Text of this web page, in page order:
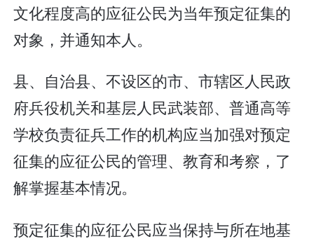
文化程度高的应征公民为当年预定征集的
对象，并通知本人。
县、自治县、不设区的市、市辖区人民政
府兵役机关和基层人民武装部、普通高等
学校负责征兵工作的机构应当加强对预定
征集的应征公民的管理、教育和考察，了
解掌握基本情况。
预定征集的应征公民应当保持与所在地基